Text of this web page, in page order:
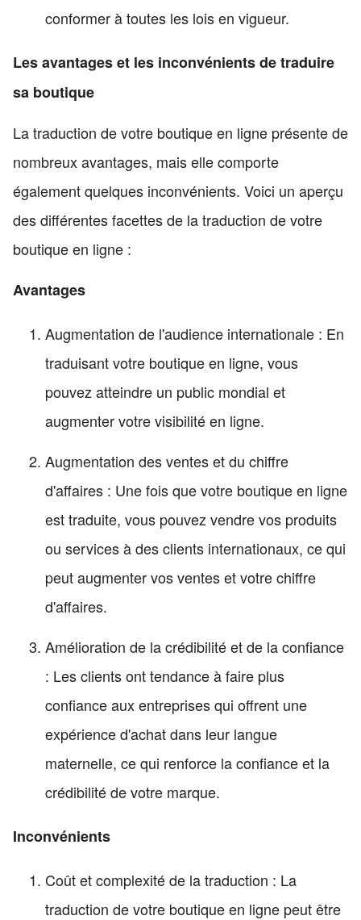
conformer à toutes les lois en vigueur.
Les avantages et les inconvénients de traduire
sa boutique
La traduction de votre boutique en ligne présente de
nombreux avantages, mais elle comporte
également quelques inconvénients. Voici un aperçu
des différentes facettes de la traduction de votre
boutique en ligne :
Avantages
Augmentation de l'audience internationale : En
traduisant votre boutique en ligne, vous
pouvez atteindre un public mondial et
augmenter votre visibilité en ligne.
Augmentation des ventes et du chiffre
d'affaires : Une fois que votre boutique en ligne
est traduite, vous pouvez vendre vos produits
ou services à des clients internationaux, ce qui
peut augmenter vos ventes et votre chiffre
d'affaires.
Amélioration de la crédibilité et de la confiance
: Les clients ont tendance à faire plus
confiance aux entreprises qui offrent une
expérience d'achat dans leur langue
maternelle, ce qui renforce la confiance et la
crédibilité de votre marque.
Inconvénients
Coût et complexité de la traduction : La
traduction de votre boutique en ligne peut être